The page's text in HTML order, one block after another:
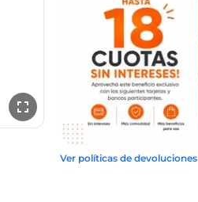
Ver políticas de devoluciones